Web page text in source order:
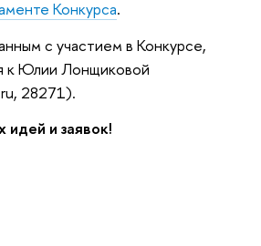
Конкурса.
с участием в Конкурсе,
к Юлии Лонщиковой
28271).
и заявок!